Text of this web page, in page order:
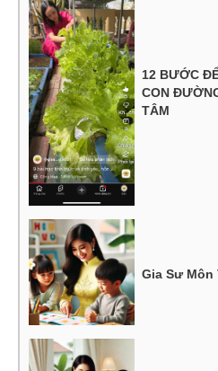
12 BƯỚC
CON
TÂM
Gia Sư Môn